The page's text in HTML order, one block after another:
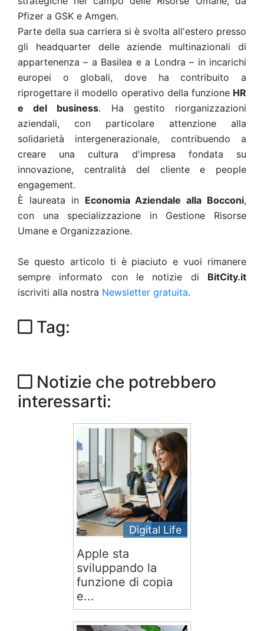
Pfizer a GSK e Amgen.
Parte della sua carriera si è svolta all'estero presso
gli headquarter delle aziende multinazionali di
appartenenza – a Basilea e a Londra – in incarichi
europei o globali, dove ha contribuito a
riprogettare il modello operativo della funzione HR
e del business. Ha gestito riorganizzazioni
aziendali, con particolare attenzione alla
solidarietà intergenerazionale, contribuendo a
creare una cultura d'impresa fondata su
innovazione, centralità del cliente e people
engagement.
È laureata in Economia Aziendale alla Bocconi,
con una specializzazione in Gestione Risorse
Umane e Organizzazione.
Se questo articolo ti è piaciuto e vuoi rimanere
sempre informato con le notizie di BitCity.it
iscriviti alla nostra Newsletter gratuita.
Tag:
Notizie che potrebbero
interessarti:
Digital Life
Apple sta
sviluppando la
funzione di copia
e...